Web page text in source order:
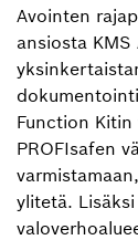
Avointen
ansiosta
Function
PROFIsafen
ylitetä.